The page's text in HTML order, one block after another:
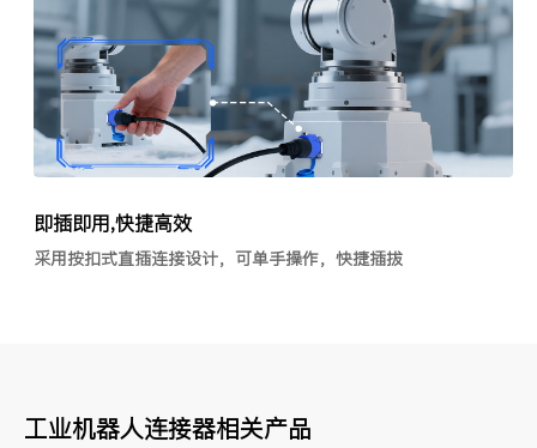
即插即用,快捷高效
采用按扣式直插连接设计，可单手操作，快捷插拔
工业机器人连接器相关产品